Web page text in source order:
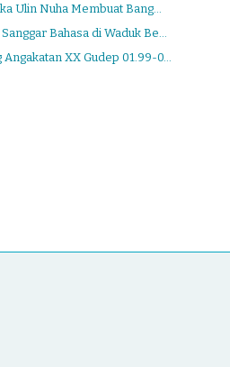
Ulin Nuha Membuat Bang...
Bahasa di Waduk Be...
XX Gudep 01.99-0...